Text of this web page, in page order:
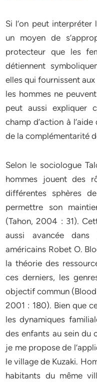
Si l’on peut interpréter
un moyen de
protecteur que les
détiennent
elles qui fournissent
les hommes ne
peut aussi expliquer
champ d’action à
de la complémentarité
Selon le sociologue
hommes jouent des
différentes sphères
permettre son
(Tahon, 2004 : 31).
aussi avancée
américains Robet O.
la théorie des
ces derniers, les
objectif commun
2001 : 180). Bien que
les dynamiques
des enfants au sein du
je me propose de
le village de Kuzaki.
habitants du même